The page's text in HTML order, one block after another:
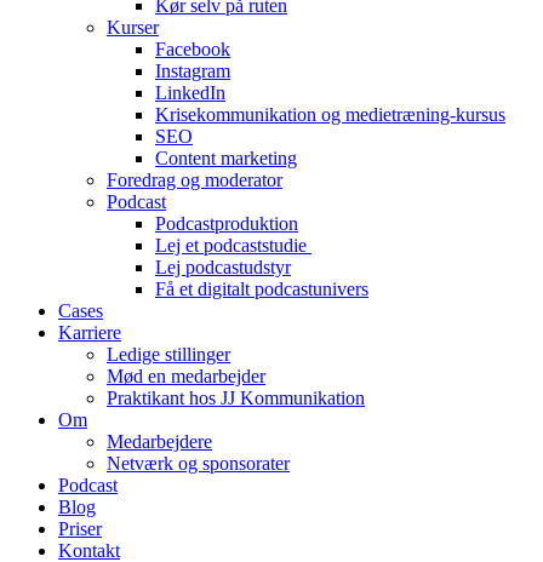
Kør selv på ruten
Kurser
Facebook
Instagram
LinkedIn
Krisekommunikation og medietræning-kursus
SEO
Content marketing
Foredrag og moderator
Podcast
Podcastproduktion
Lej et podcaststudie
Lej podcastudstyr
Få et digitalt podcastunivers
Cases
Karriere
Ledige stillinger
Mød en medarbejder
Praktikant hos JJ Kommunikation
Om
Medarbejdere
Netværk og sponsorater
Podcast
Blog
Priser
Kontakt